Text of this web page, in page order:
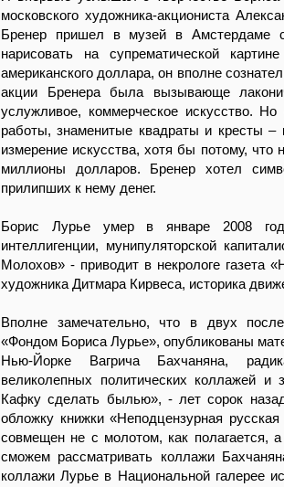
московского художника-акциониста
Бренер пришел в музей в Амстердаме
нарисовать на супрематической
американского доллара, он вполне
акции Бренера была вызывающе
услужливое, коммерческое искусство.
работы, знаменитые квадраты и кресты –
измерение искусства, хотя бы потому, что
миллионы долларов. Бренер хотел
прилипших к нему денег.
Борис Лурье умер в январе 2008
интеллигенции, мунипуляторской
Молохов» - приводит в некрологе газета
художника Дитмара Кирвеса, историка
Вполне замечательно, что в двух
«Фондом Бориса Лурье», опубликованы
Нью-Йорке Вагрича Бахчаняна,
великолепных политических коллажей
Кафку сделать былью», - лет сорок
обложку книжки «Неподцензурная
совмещен не с молотом, как полагается,
сможем рассматривать коллажи
коллажи Лурье в Национальной галерее